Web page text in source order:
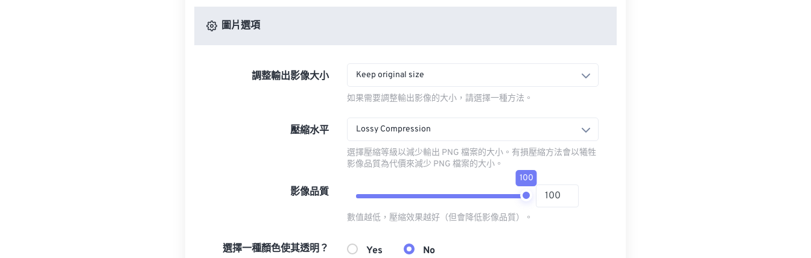
圖片選項
調整輸出影像大小 Keep original size
如果需要調整輸出影像的大小，請選擇一種方法。
壓縮水平 Lossy Compression
選擇壓縮等級以減少輸出 PNG 檔案的大小。有損壓縮方法會以犧牲
影像品質為代價來減少 PNG 檔案的大小。
影像品質
100
數值越低，壓縮效果越好（但會降低影像品質）。
選擇一種顏色使其透明？ Yes No